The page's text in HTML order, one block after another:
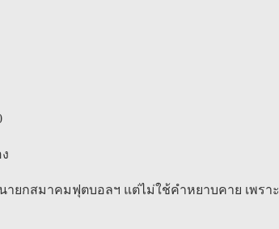
ายกสมาคมฟุตบอลฯ แต่ไม่ใช้คำหยาบคาย เพราะ